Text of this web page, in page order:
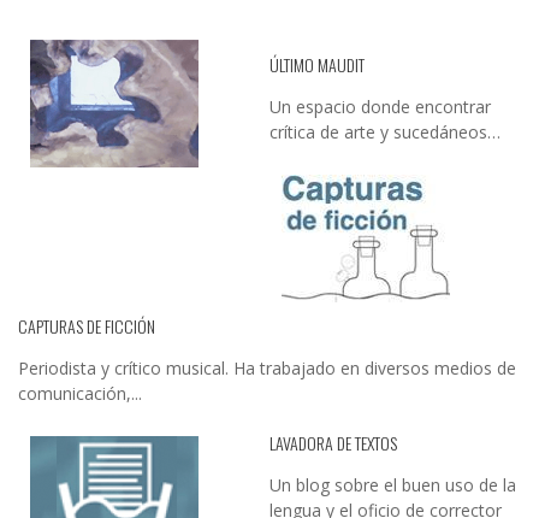
ÚLTIMO MAUDIT
Un espacio donde encontrar
crítica de arte y sucedáneos…
CAPTURAS DE FICCIÓN
Periodista y crítico musical. Ha trabajado en diversos medios de
comunicación,...
LAVADORA DE TEXTOS
Un blog sobre el buen uso de la
lengua y el oficio de corrector